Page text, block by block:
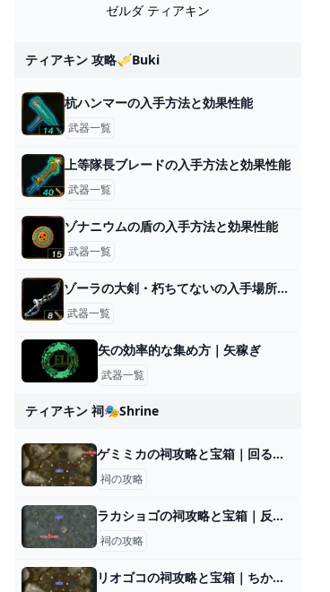
ゼルダ ティアキン
ティアキン 攻略🎺buki
杭ハンマーの入手方法と効果性能
武器一覧
上等隊長ブレードの入手方法と効果性能
武器一覧
ゾナニウムの盾の入手方法と効果性能
武器一覧
ゾーラの大剣・朽ちてないの入手場所と効果
武器一覧
矢の効率的な集め方｜矢稼ぎ
武器一覧
ティアキン 祠🎭shrine
ゲミミカの祠攻略と宝箱｜回るちから
祠の攻略
ラカショゴの祠攻略と宝箱｜反射するもの
祠の攻略
リオゴコの祠攻略と宝箱｜ちからの伝達